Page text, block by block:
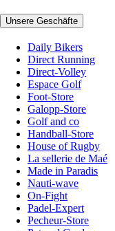
Unsere Geschäfte
Daily Bikers
Direct Running
Direct-Volley
Espace Golf
Foot-Store
Galopp-Store
Golf and co
Handball-Store
House of Rugby
La sellerie de Maé
Made in Paradis
Nauti-wave
On-Fight
Padel-Expert
Pecheur-Store